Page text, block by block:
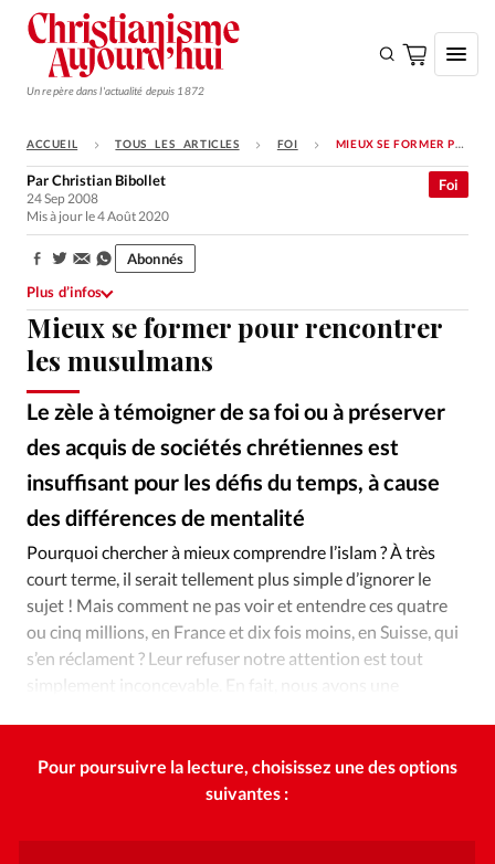
Un repère dans l'actualité depuis 1872
S'ABONNER
Monde
Opinions
Tous les articles
Faire un don
Emploi
Se connecter
Édition: Internationale
RUBRIQUES
Tous les articles
Actualité chrétienne
Actualité internationale
Chronique
Culture
Dossier
Eglises Foi Génération réveil
Monde
Vécu
Vie Intérieure
ACCUEIL TOUS LES ARTICLES FOI MIEUX SE FORMER POUR RENCONTRER LES MUSULMANS
Mieux se former pour rencontrer
les musulmans
Le zèle à témoigner de sa foi ou à préserver
des acquis de sociétés chrétiennes est
insuffisant pour les défis du temps, à cause
des différences de mentalité
Foi
ParChristian Bibollet
24 Sep 2008
Mis à jour le 4 Août 2020
Partager:
Abonnés
Plus d’infos
Pourquoi chercher à mieux comprendre l’islam ? À très
court terme, il serait tellement plus simple d’ignorer le
sujet ! Mais comment ne pas voir et entendre ces quatre
ou cinq millions, en France et dix fois moins, en Suisse, qui
s’en réclament ? Leur refuser notre attention est tout
simplement inconcevable. En fait, nous avons une
Pour poursuivre la lecture, choisissez une des options
suivantes :